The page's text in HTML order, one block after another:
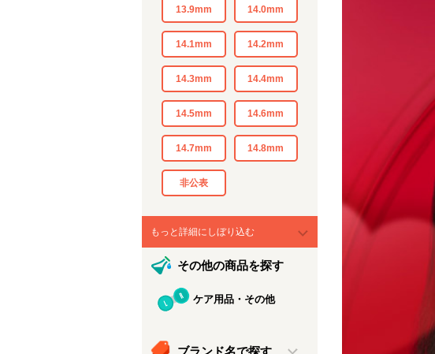
13.9mm 14.0mm
14.1mm 14.2mm
14.3mm 14.4mm
14.5mm 14.6mm
14.7mm 14.8mm
非公表
もっと詳細にしぼり込む
その他の商品を探す
ケア用品・その他
ブランド名で探す